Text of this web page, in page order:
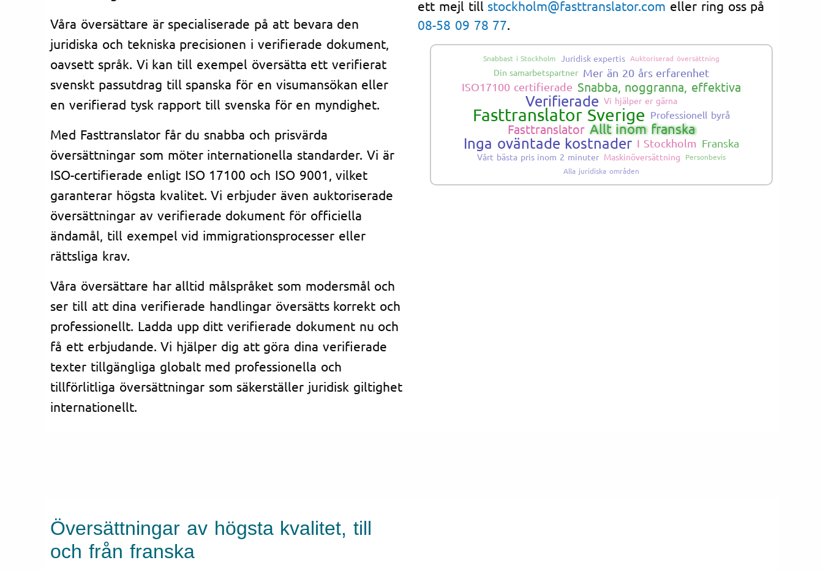
Våra översättare är specialiserade på att bevara den
juridiska och tekniska precisionen i verifierade dokument,
oavsett språk. Vi kan till exempel översätta ett verifierat
svenskt passutdrag till spanska för en visumansökan eller
en verifierad tysk rapport till svenska för en myndighet.
Med Fasttranslator får du snabba och prisvärda
översättningar som möter internationella standarder. Vi är
ISO-certifierade enligt ISO 17100 och ISO 9001, vilket
garanterar högsta kvalitet. Vi erbjuder även auktoriserade
översättningar av verifierade dokument för officiella
ändamål, till exempel vid immigrationsprocesser eller
rättsliga krav.
Våra översättare har alltid målspråket som modersmål och
ser till att dina verifierade handlingar översätts korrekt och
professionellt. Ladda upp ditt verifierade dokument nu och
få ett erbjudande. Vi hjälper dig att göra dina verifierade
texter tillgängliga globalt med professionella och
tillförlitliga översättningar som säkerställer juridisk giltighet
internationellt.
ett mejl till stockholm@fasttranslator.com eller ring oss på
08-58 09 78 77.
Snabbast i Stockholm Juridisk expertis Auktoriserad översättning
Din samarbetspartner Mer än 20 års erfarenhet
ISO17100 certifierade Snabba, noggranna, effektiva
Verifierade Vi hjälper er gärna
Fasttranslator Sverige Professionell byrå
Fasttranslator Allt inom franska
Inga oväntade kostnader I Stockholm Franska
Vårt bästa pris inom 2 minuter Maskinöversättning
Personbevis
Alla juridiska områden
Översättningar av högsta kvalitet, till
och från franska